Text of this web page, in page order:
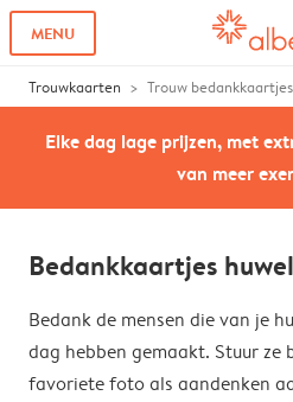
MENU
Trouwkaarten Trouw bedankkaartjes
Elke dag lage prijzen, met
van meer
Bedankkaartjes
Bedank de mensen die van je
dag hebben gemaakt. Stuur ze
favoriete foto als aandenken